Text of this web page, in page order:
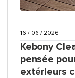
16 / 06 / 2026
Kebony
pensée
extérieurs